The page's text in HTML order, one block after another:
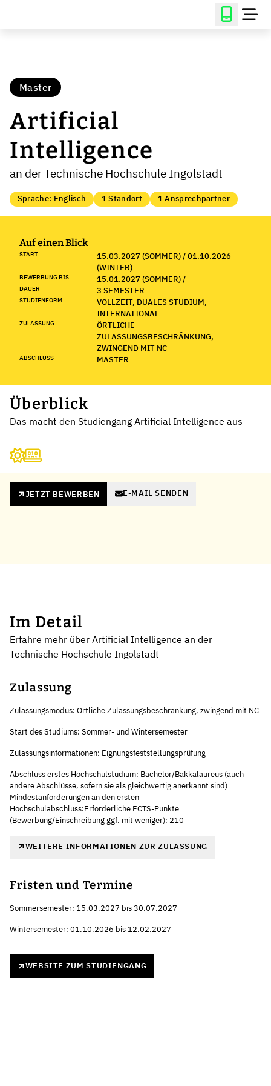
Master
Artificial
Intelligence
an der Technische Hochschule Ingolstadt
Sprache: Englisch 1 Standort 1 Ansprechpartner
Auf einen Blick
START
15.03.2027 (SOMMER) / 01.10.2026
(WINTER)
BEWERBUNG BIS 15.01.2027 (SOMMER) /
DAUER 3 SEMESTER
STUDIENFORM
VOLLZEIT, DUALES STUDIUM,
INTERNATIONAL
ZULASSUNG
ÖRTLICHE
ZULASSUNGSBESCHRÄNKUNG,
ZWINGEND MIT NC
ABSCHLUSS MASTER
Überblick
Das macht den Studiengang Artificial Intelligence aus
JETZT BEWERBEN E-MAIL SENDEN
Im Detail
Erfahre mehr über Artificial Intelligence an der
Technische Hochschule Ingolstadt
Zulassung
Zulassungsmodus: Örtliche Zulassungsbeschränkung, zwingend mit NC
Start des Studiums: Sommer- und Wintersemester
Zulassungsinformationen: Eignungsfeststellungsprüfung
Abschluss erstes Hochschulstudium: Bachelor/Bakkalaureus (auch
andere Abschlüsse, sofern sie als gleichwertig anerkannt sind)
Mindestanforderungen an den ersten
Hochschulabschluss:Erforderliche ECTS-Punkte
(Bewerbung/Einschreibung ggf. mit weniger): 210
WEITERE INFORMATIONEN ZUR ZULASSUNG
Fristen und Termine
Sommersemester: 15.03.2027 bis 30.07.2027
Wintersemester: 01.10.2026 bis 12.02.2027
WEBSITE ZUM STUDIENGANG